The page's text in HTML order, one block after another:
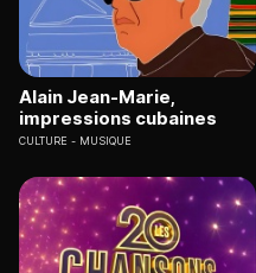
Alain Jean-Marie,
impressions cubaines
CULTURE MUSIQUE